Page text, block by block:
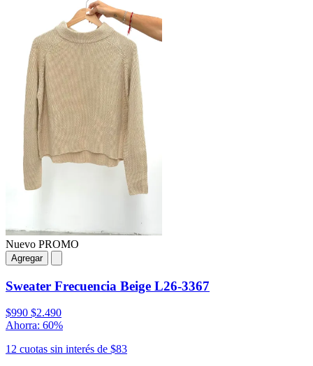
Nuevo PROMO
Agregar
Sweater Frecuencia Beige L26-3367
$990 $2.490
Ahorra: 60%
12 cuotas sin interés de $83